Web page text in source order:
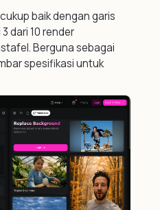
baik dengan garis
dari 10 render
Berguna sebagai
spesifikasi untuk